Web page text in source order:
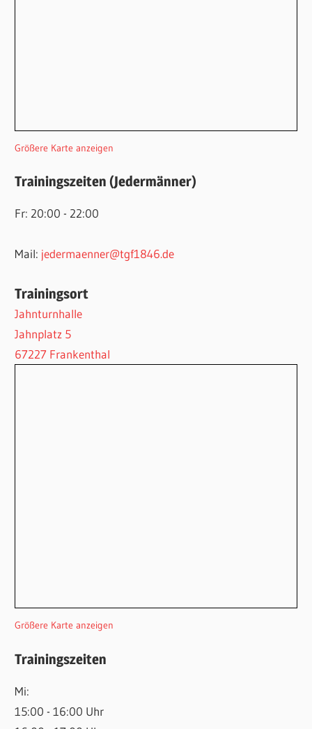
Größere Karte anzeigen
Trainingszeiten (Jedermänner)
Fr: 20:00 - 22:00
Mail: jedermaenner@tgf1846.de
Trainingsort
Jahnturnhalle
Jahnplatz 5
67227 Frankenthal
Größere Karte anzeigen
Trainingszeiten
Mi:
15:00 - 16:00 Uhr